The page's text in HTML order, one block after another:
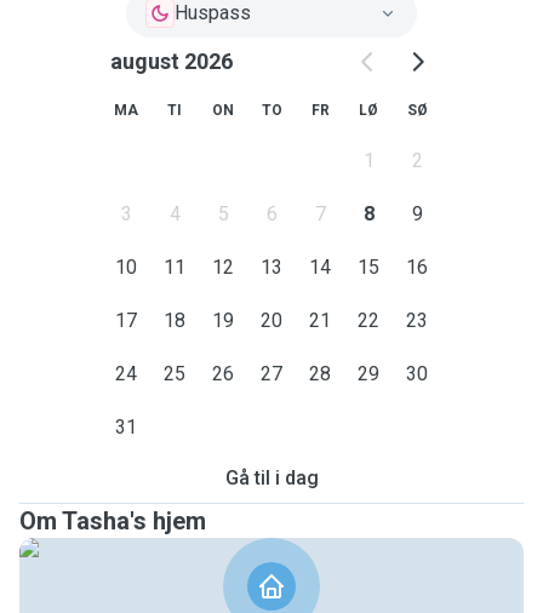
Huspass
august 2026
MA TI ON TO FR LØ SØ
1 2
3 4 5 6 7 8 9
10 11 12 13 14 15 16
17 18 19 20 21 22 23
24 25 26 27 28 29 30
31
Gå til i dag
Om Tasha's hjem